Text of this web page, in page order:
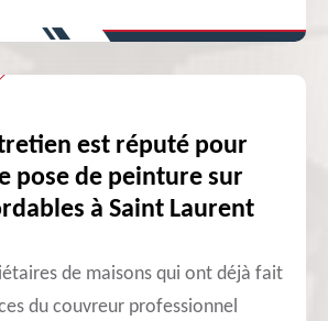
est réputé pour
pose de peinture sur
à Saint Laurent
de maisons qui ont déjà fait
du couvreur professionnel